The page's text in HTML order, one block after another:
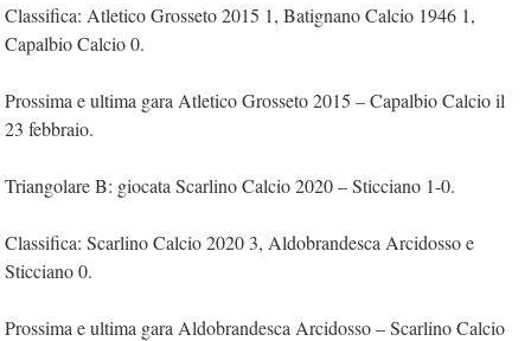
Classifica: Atletico Grosseto 2015 1, Batignano Calcio 1946 1,
Capalbio Calcio 0.
Prossima e ultima gara Atletico Grosseto 2015 – Capalbio Calcio il
23 febbraio.
Triangolare B: giocata Scarlino Calcio 2020 – Sticciano 1-0.
Classifica: Scarlino Calcio 2020 3, Aldobrandesca Arcidosso e
Sticciano 0.
Prossima e ultima gara Aldobrandesca Arcidosso – Scarlino Calcio